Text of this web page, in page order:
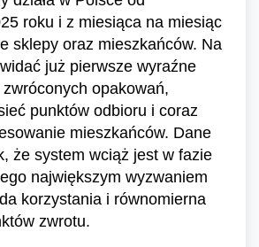
roku i z miesiąca na miesiąc
sklepy oraz mieszkańców. Na
już pierwsze wyraźne
opakowań,
punktów odbioru i coraz
mieszkańców. Dane
że system wciąż jest w fazie
największym wyzwaniem
korzystania i równomierna
zwrotu.